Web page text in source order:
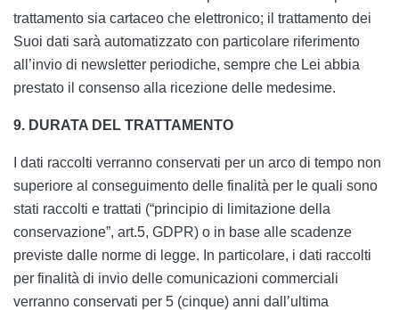
trattamento sia cartaceo che elettronico; il trattamento dei
Suoi dati sarà automatizzato con particolare riferimento
all’invio di newsletter periodiche, sempre che Lei abbia
prestato il consenso alla ricezione delle medesime.
9. DURATA DEL TRATTAMENTO
I dati raccolti verranno conservati per un arco di tempo non
superiore al conseguimento delle finalità per le quali sono
stati raccolti e trattati (“principio di limitazione della
conservazione”, art.5, GDPR) o in base alle scadenze
previste dalle norme di legge. In particolare, i dati raccolti
per finalità di invio delle comunicazioni commerciali
verranno conservati per 5 (cinque) anni dall’ultima